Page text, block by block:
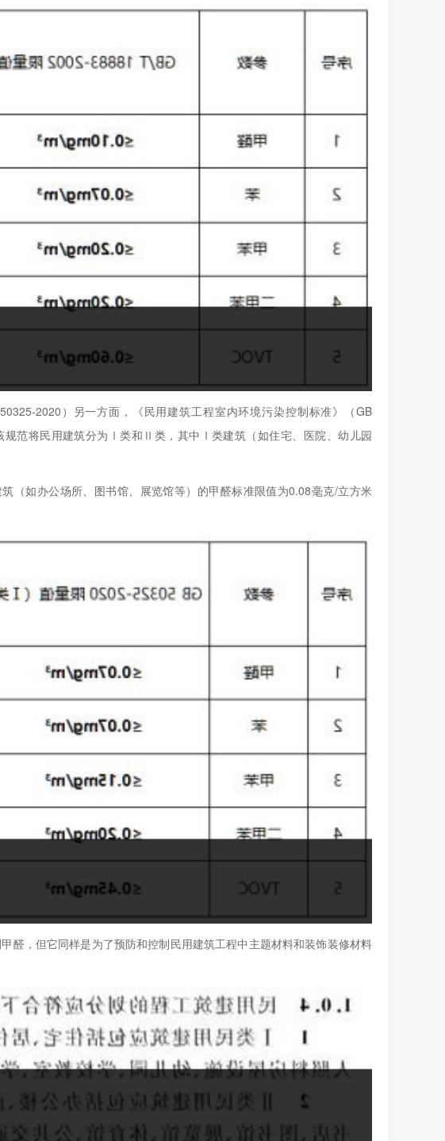
2020）另一方面，《民用建筑工程室内环境污染控制标准》（GB
规范将民用建筑分为Ⅰ类和Ⅱ类，其中Ⅰ类建筑（如住宅、医院、幼儿园
（如办公场所、图书馆、展览馆等）的甲醛标准限值为0.08毫克/立方米
醛，但它同样是为了预防和控制民用建筑工程中主题材料和装饰装修材料